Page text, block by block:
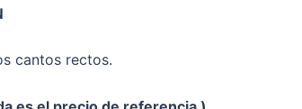
cantos rectos.